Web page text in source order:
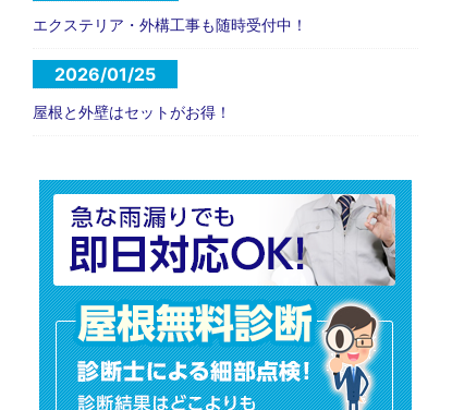
エクステリア・外構工事も随時受付中！
2026/01/25
屋根と外壁はセットがお得！